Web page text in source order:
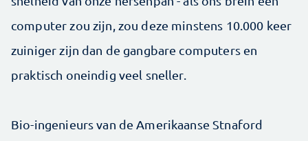
computer zou zijn, zou deze minstens 10.000 keer
zuiniger zijn dan de gangbare computers en
praktisch oneindig veel sneller.
Bio-ingenieurs van de Amerikaanse Stnaford